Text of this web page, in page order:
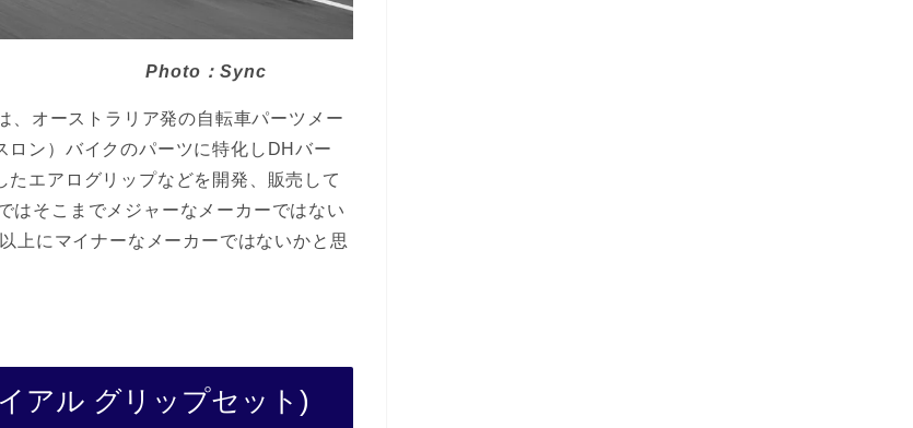
Sync
オーストラリア発の自転車パーツメー
ロン）バイクのパーツに特化しDHバー
エアログリップなどを開発、販売して
はそこまでメジャーなメーカーではない
上にマイナーなメーカーではないかと思
アル グリップセット)